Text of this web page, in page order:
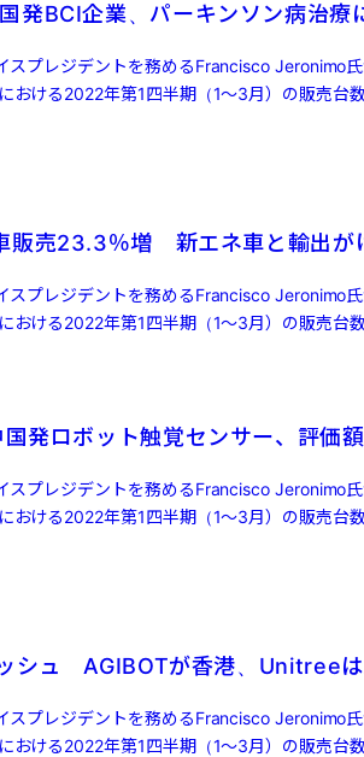
発BCI企業、パーキンソン病治療
スプレジデントを務めるFrancisco Jeronimo
おける2022年第1四半期（1～3月）の販売台
販売23.3％増 新エネ車と輸出が
スプレジデントを務めるFrancisco Jeronimo
おける2022年第1四半期（1～3月）の販売台
発ロボット触覚センサー、評価
スプレジデントを務めるFrancisco Jeronimo
おける2022年第1四半期（1～3月）の販売台
シュ AGIBOTが香港、Unitree
スプレジデントを務めるFrancisco Jeronimo
おける2022年第1四半期（1～3月）の販売台